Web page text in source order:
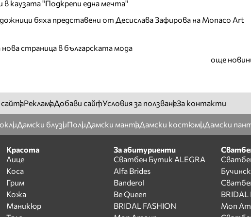
в каузата "Подкрепи една мечта"
бяха представени от Десислава Зафирова на Monaco Art
страница в българската мода
още
сайтаРекламаДобави сайтУсловия за ползванеЗа контакти
Дамски блузиПолиДамски мантаДамски костюмиДамски
Красота
Лице
Коса
Грим
Кожа
Маникюр
За абитуриенти
Сватбен Бутик ALEGRA
Alfa Brides
Banderol
Be Queen
BRIDAL FASHION
BRIDAL
Mon